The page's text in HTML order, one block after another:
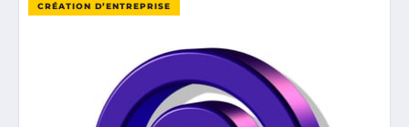
CRÉATION D’ENTREPRISE